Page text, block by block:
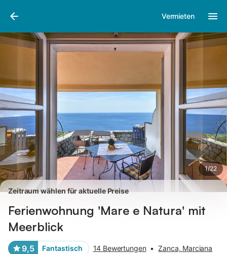
Vermieten
1/22
Bilder
Zeitraum wählen für aktuelle Preise
Ferienwohnung 'Mare e Natura' mit
Meerblick
9,5 Fantastisch 14 Bewertungen • Zanca, Marciana